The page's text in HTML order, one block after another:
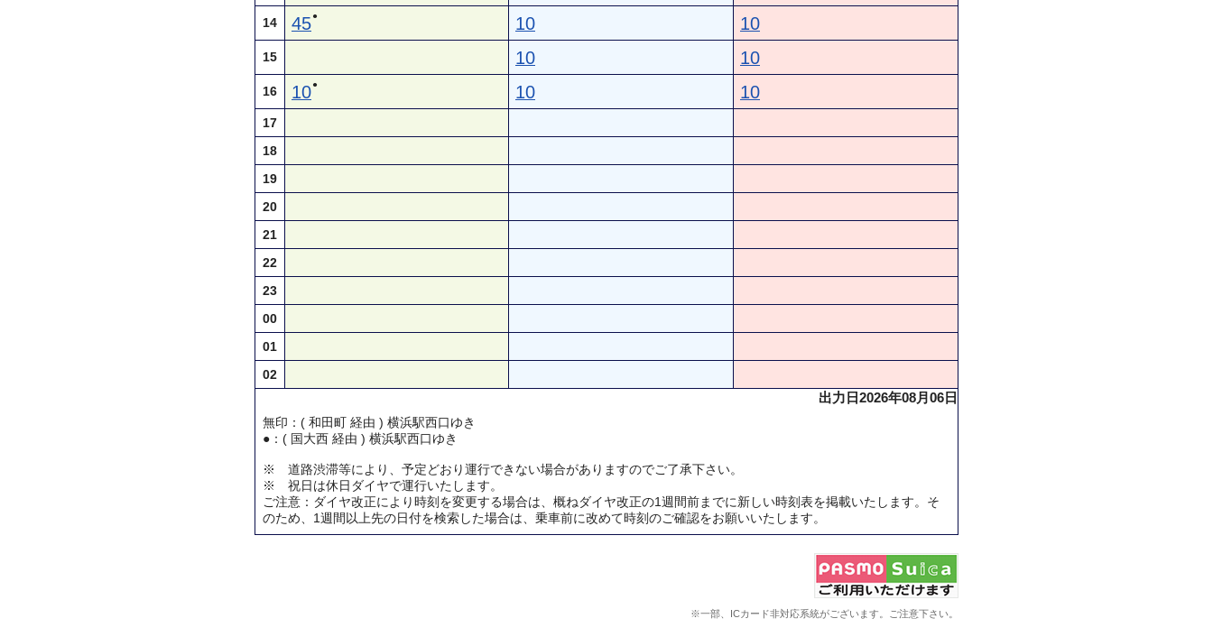
14 45● 10 10
15 10 10
16 10● 10 10
17
18
19
20
21
22
23
00
01
02
出力日2026年08月06日
無印：( 和田町 経由 ) 横浜駅西口ゆき
●：( 国大西 経由 ) 横浜駅西口ゆき
※ 道路渋滞等により、予定どおり運行できない場合がありますのでご了承下さい。
※ 祝日は休日ダイヤで運行いたします。
ご注意：ダイヤ改正により時刻を変更する場合は、概ねダイヤ改正の1週間前までに新しい時刻表を掲載いたします。そ
のため、1週間以上先の日付を検索した場合は、乗車前に改めて時刻のご確認をお願いいたします。
※一部、ICカード非対応系統がございます。ご注意下さい。